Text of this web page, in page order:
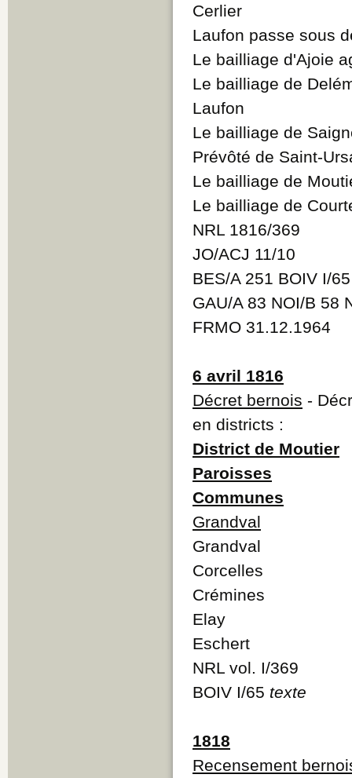
Cerlier
Laufon passe sous
Le bailliage d'Ajoie
Le bailliage de
Laufon
Le bailliage de
Prévôté de Saint-
Le bailliage de
Le bailliage de
NRL 1816/369
JO/ACJ 11/10
BES/A 251 BOIV I/
GAU/A 83 NOI/B 58
FRMO 31.12.1964
6 avril 1816
Décret bernois -
en districts :
District de Moutier
Paroisses
Communes
Grandval
Grandval
Corcelles
Crémines
Elay
Eschert
NRL vol. I/369
BOIV I/65 texte
1818
Recensement